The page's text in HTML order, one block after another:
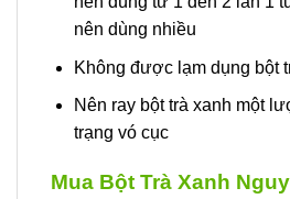
nên dùng nhiều
Không được lạm dụng bột
Nên ray bột trà xanh một
trạng vó cục
Mua Bột Trà Xanh